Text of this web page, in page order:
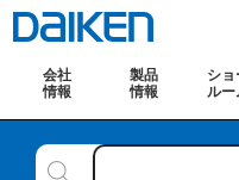
会社
情報
製品
情報
ショ
ルー